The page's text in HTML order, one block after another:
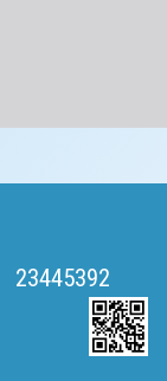
23445392